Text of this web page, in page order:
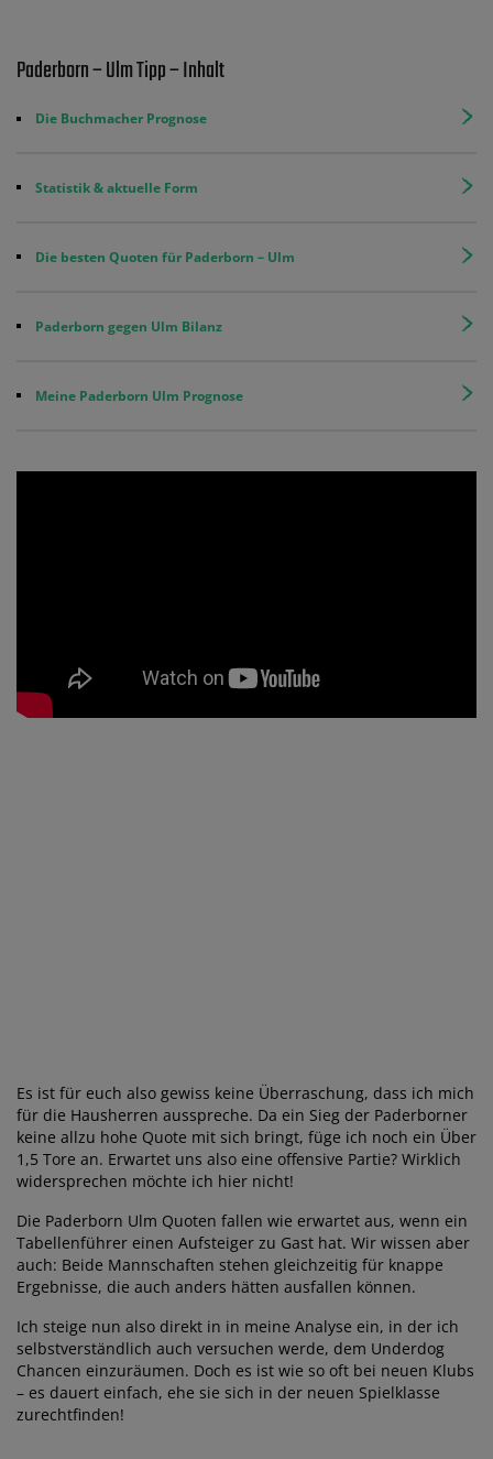
Paderborn – Ulm Tipp – Inhalt
Die Buchmacher Prognose
Statistik & aktuelle Form
Die besten Quoten für Paderborn – Ulm
Paderborn gegen Ulm Bilanz
Meine Paderborn Ulm Prognose
Es ist für euch also gewiss keine Überraschung, dass ich mich
für die Hausherren ausspreche. Da ein Sieg der Paderborner
keine allzu hohe Quote mit sich bringt, füge ich noch ein Über
1,5 Tore an. Erwartet uns also eine offensive Partie? Wirklich
widersprechen möchte ich hier nicht!
Die Paderborn Ulm Quoten fallen wie erwartet aus, wenn ein
Tabellenführer einen Aufsteiger zu Gast hat. Wir wissen aber
auch: Beide Mannschaften stehen gleichzeitig für knappe
Ergebnisse, die auch anders hätten ausfallen können.
Ich steige nun also direkt in in meine Analyse ein, in der ich
selbstverständlich auch versuchen werde, dem Underdog
Chancen einzuräumen. Doch es ist wie so oft bei neuen Klubs
– es dauert einfach, ehe sie sich in der neuen Spielklasse
zurechtfinden!